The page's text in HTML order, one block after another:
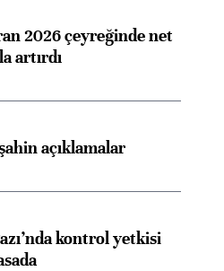
2026 çeyreğinde net
artırdı
açıklamalar
kontrol yetkisi